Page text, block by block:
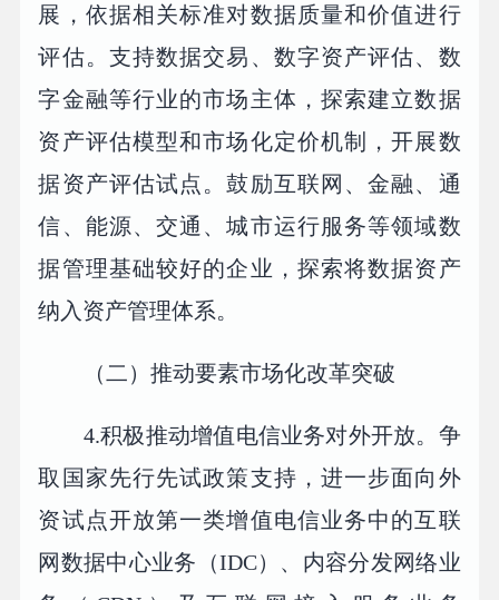
展，依据相关标准对数据质量和价值进行
评估。支持数据交易、数字资产评估、数
字金融等行业的市场主体，探索建立数据
资产评估模型和市场化定价机制，开展数
据资产评估试点。鼓励互联网、金融、通
信、能源、交通、城市运行服务等领域数
据管理基础较好的企业，探索将数据资产
纳入资产管理体系。
（二）推动要素市场化改革突破
4.积极推动增值电信业务对外开放。争
取国家先行先试政策支持，进一步面向外
资试点开放第一类增值电信业务中的互联
网数据中心业务（IDC）、内容分发网络业